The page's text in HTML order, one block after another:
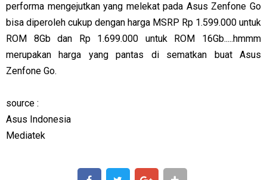
performa mengejutkan yang melekat pada Asus Zenfone Go
bisa diperoleh cukup dengan harga MSRP Rp 1.599.000 untuk
ROM 8Gb dan Rp 1.699.000 untuk ROM 16Gb.....hmmm
merupakan harga yang pantas di sematkan buat Asus
Zenfone Go.
source :
Asus Indonesia
Mediatek